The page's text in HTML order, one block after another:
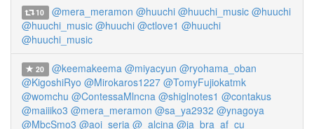
10 @mera_meramon @huuchi @huuchi_music @huuchi
@huuchi_music @huuchi @ctlove1 @huuchi
@huuchi_music
20 @keemakeema @miyacyun @ryohama_oban
@KigoshiRyo @Mirokaros1227 @TomyFujiokatmk
@womchu @ContessaMlncna @shiglnotes1 @contakus
@maiiiko3 @mera_meramon @sa_ya2932 @ynagoya
@MbcSmo3 @aoi_seria @_alcina @ja_bra_af_cu